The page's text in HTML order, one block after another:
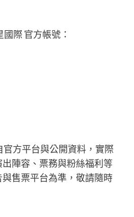
際 官方帳號：
方平台與公開資料，實際
陣容、票務與粉絲福利等
售票平台為準，敬請隨時